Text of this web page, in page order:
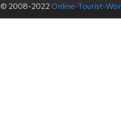
© 2008-2022 Online-Tourist-